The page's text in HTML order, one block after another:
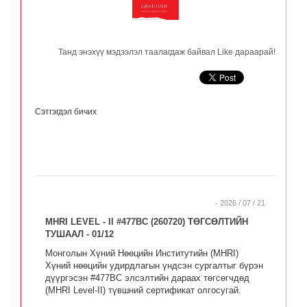
Танд энэхүү мэдээлэл таалагдаж байвал Like дараарай!
Сэтгэгдэл бичих
- 2026 / 07 / 21
MHRI LEVEL - II #477BC (260720) ТӨГСӨЛТИЙН
ТУШААЛ - 01/12
Монголын Хүний Нөөцийн Институтийн (MHRI)
Хүний нөөцийн удирдлагын үндсэн сургалтыг бүрэн
дүүргэсэн #477BC элсэлтийн дараах төгсөгчдөд
(MHRI Level-II) түвшний сертификат олгосугай.